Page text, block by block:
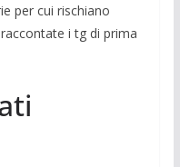
per cui rischiano
i tg di prima